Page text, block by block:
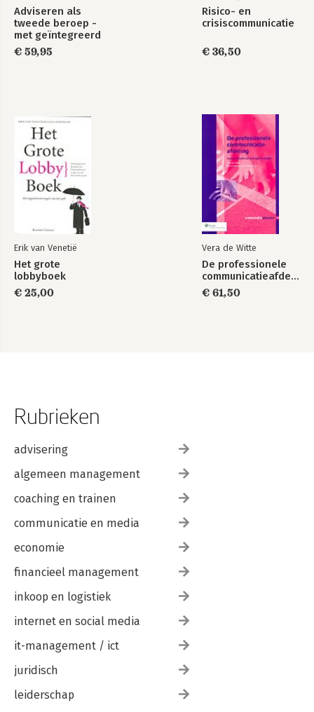
Adviseren als
tweede beroep -
met geïntegreerd
werkboek
€ 59,95
Risico- en
crisiscommunicatie
€ 36,50
Erik van Venetië
Het grote
lobbyboek
€ 25,00
Vera de Witte
De professionele
communicatieafdeling
€ 61,50
Rubrieken
advisering
algemeen management
coaching en trainen
communicatie en media
economie
financieel management
inkoop en logistiek
internet en social media
it-management / ict
juridisch
leiderschap